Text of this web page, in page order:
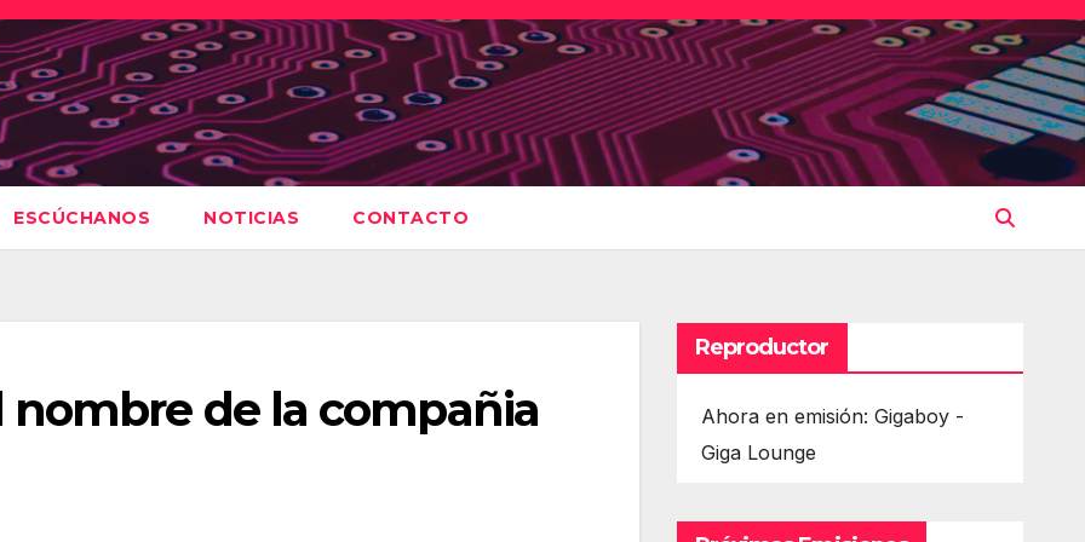
ESCÚCHANOS NOTICIAS CONTACTO
nombre de la compañia
Reproductor
Ahora en emisión: Gigaboy -
Giga Lounge